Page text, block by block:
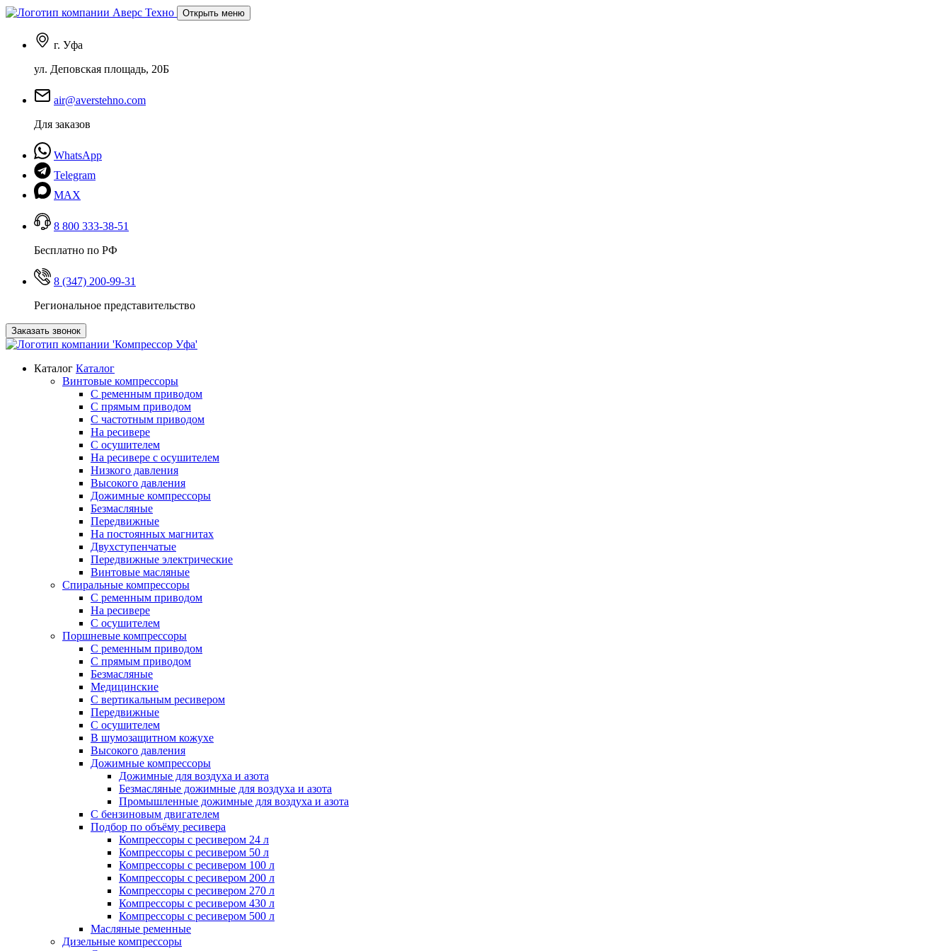
Открыть меню
г. Уфа
ул. Деповская площадь, 20Б
air@averstehno.com
Для заказов
WhatsApp
Telegram
MAX
8 800 333-38-51
Бесплатно по РФ
8 (347) 200-99-31
Региональное представительство
Заказать звонок
Каталог Каталог
Винтовые компрессоры
С ременным приводом
С прямым приводом
С частотным приводом
На ресивере
С осушителем
На ресивере с осушителем
Низкого давления
Высокого давления
Дожимные компрессоры
Безмасляные
Передвижные
На постоянных магнитах
Двухступенчатые
Передвижные электрические
Винтовые масляные
Спиральные компрессоры
С ременным приводом
На ресивере
С осушителем
Поршневые компрессоры
С ременным приводом
С прямым приводом
Безмасляные
Медицинские
С вертикальным ресивером
Передвижные
С осушителем
В шумозащитном кожухе
Высокого давления
Дожимные компрессоры
Дожимные для воздуха и азота
Безмасляные дожимные для воздуха и азота
Промышленные дожимные для воздуха и азота
С бензиновым двигателем
Подбор по объёму ресивера
Компрессоры с ресивером 24 л
Компрессоры с ресивером 50 л
Компрессоры с ресивером 100 л
Компрессоры с ресивером 200 л
Компрессоры с ресивером 270 л
Компрессоры с ресивером 430 л
Компрессоры с ресивером 500 л
Масляные ременные
Дизельные компрессоры